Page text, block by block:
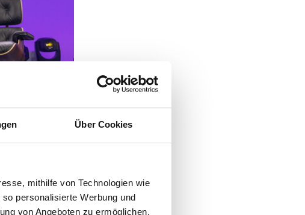
Über Cookies
mithilfe von Technologien wie
personalisierte Werbung und
von Angeboten zu ermöglichen.